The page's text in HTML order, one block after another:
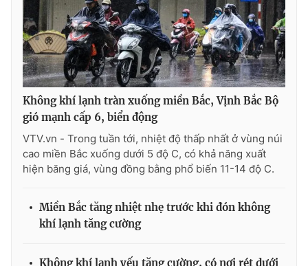
THỜI BÁO VTV
Theo dõi báo trên
Cơ quan chủ quản:Đài Truyền hình Việt Nam
Giấy phép hoạt động báo in và báo điện tử số 483/GP-BTTTT
cấp ngày 29/12/2023
Phó Tổng Biên tập:Nguyễn Thị Mỹ Hạnh, Phạm Quốc Thắng,
Không khí lạnh tràn xuống miền Bắc, Vịnh Bắc Bộ
gió mạnh cấp 6, biển động
VTV.vn - Trong tuần tới, nhiệt độ thấp nhất ở vùng núi
cao miền Bắc xuống dưới 5 độ C, có khả năng xuất
hiện băng giá, vùng đồng bằng phổ biến 11-14 độ C.
Miền Bắc tăng nhiệt nhẹ trước khi đón không
khí lạnh tăng cường
Không khí lạnh yếu tăng cường, có nơi rét dưới